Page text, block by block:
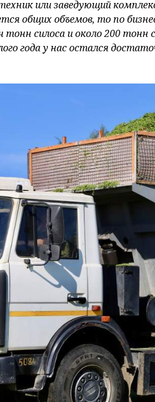
или заведующий
общих объемов, то по
силоса и около 200 тонн
года у нас остался